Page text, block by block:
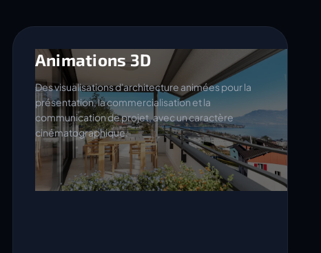
Animations 3D
Des visualisations d'architecture animées pour la
présentation, la commercialisation et la
communication de projet, avec un caractère
cinématographique.